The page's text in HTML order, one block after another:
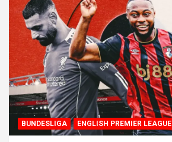
BUNDESLIGA ENGLISH PREMIER LEAGUE